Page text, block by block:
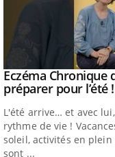
Youtube
Eczéma Chronique
préparer pour l’été !
L'été arrive… et avec
rythme de vie !
soleil, activités en
sont ...